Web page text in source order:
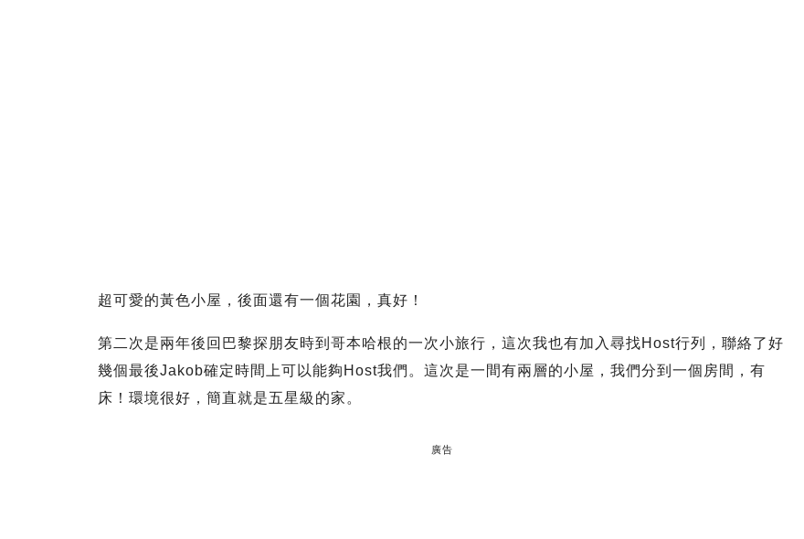
超可愛的黃色小屋，後面還有一個花園，真好！
第二次是兩年後回巴黎探朋友時到哥本哈根的一次小旅行，這次我也有加入尋找Host行列，聯絡了好
幾個最後Jakob確定時間上可以能夠Host我們。這次是一間有兩層的小屋，我們分到一個房間，有
床！環境很好，簡直就是五星級的家。
廣告